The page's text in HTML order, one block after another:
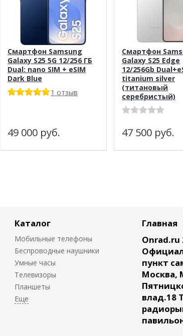
Смартфон Samsung
Galaxy S25 5G 12/256 ГБ
Dual: nano SIM + eSIM
Dark Blue
1 отзыв
49 000 руб.
Смартфон
Galaxy S25 Edge
12/256Gb
titаnium silver
(титанoвый
cepeбристый)
47 500 руб.
Каталог
Мобильные телефоны
Беспроводные наушники
Умные часы
Телевизоры
Планшеты
Главная
Onrad.ru
пункт
Москва,
влад.18